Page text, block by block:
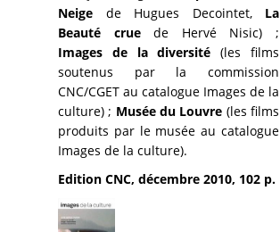
Neige de Hugues Decointet, La
Beauté cruede Hervé Nisic) ;
Images de la diversité (les films
soutenus par la commission
CNC/CGET au catalogue Images de la
culture) ; Musée du Louvre (les films
produits par le musée au catalogue
Images de la culture).
Edition CNC, décembre 2010, 102 p.